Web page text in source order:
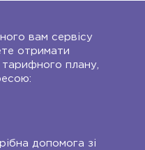
вам сервісу
отримати
тарифного плану,
допомога зі